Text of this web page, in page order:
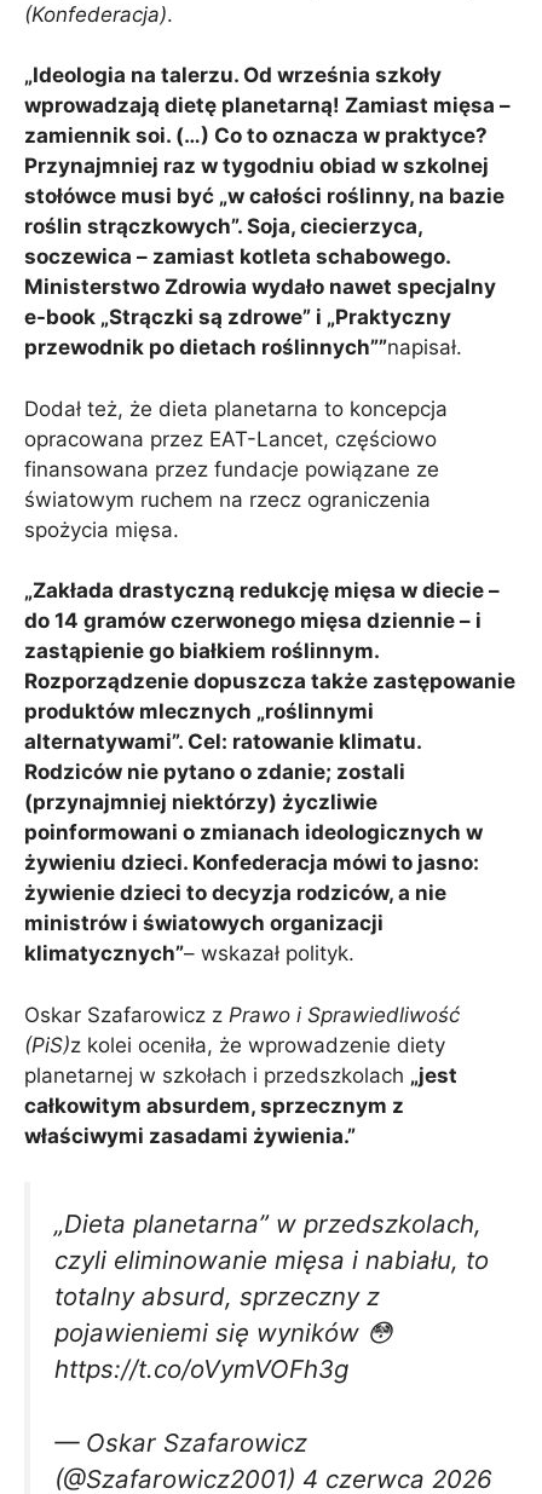
(Konfederacja).
„Ideologia na talerzu. Od września szkoły
wprowadzają dietę planetarną! Zamiast mięsa –
zamiennik soi. (…) Co to oznacza w praktyce?
Przynajmniej raz w tygodniu obiad w szkolnej
stołówce musi być „w całości roślinny, na bazie
roślin strączkowych”. Soja, ciecierzyca,
soczewica – zamiast kotleta schabowego.
Ministerstwo Zdrowia wydało nawet specjalny
e-book „Strączki są zdrowe” i „Praktyczny
przewodnik po dietach roślinnych””napisał.
Dodał też, że dieta planetarna to koncepcja
opracowana przez EAT-Lancet, częściowo
finansowana przez fundacje powiązane ze
światowym ruchem na rzecz ograniczenia
spożycia mięsa.
„Zakłada drastyczną redukcję mięsa w diecie –
do 14 gramów czerwonego mięsa dziennie – i
zastąpienie go białkiem roślinnym.
Rozporządzenie dopuszcza także zastępowanie
produktów mlecznych „roślinnymi
alternatywami”. Cel: ratowanie klimatu.
Rodziców nie pytano o zdanie; zostali
(przynajmniej niektórzy) życzliwie
poinformowani o zmianach ideologicznych w
żywieniu dzieci. Konfederacja mówi to jasno:
żywienie dzieci to decyzja rodziców, a nie
ministrów i światowych organizacji
klimatycznych”– wskazał polityk.
Oskar Szafarowicz z Prawo i Sprawiedliwość
(PiS)z kolei oceniła, że ​​wprowadzenie diety
planetarnej w szkołach i przedszkolach „jest
całkowitym absurdem, sprzecznym z
właściwymi zasadami żywienia.”
„Dieta planetarna” w przedszkolach,
czyli eliminowanie mięsa i nabiału, to
totalny absurd, sprzeczny z
pojawieniemi się wyników 😳
https://t.co/oVymVOFh3g
— Oskar Szafarowicz
(@Szafarowicz2001) 4 czerwca 2026